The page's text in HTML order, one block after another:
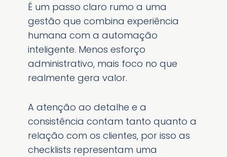
É um passo claro rumo a uma
gestão que combina experiência
humana com a automação
inteligente. Menos esforço
administrativo, mais foco no que
realmente gera valor.
A atenção ao detalhe e a
consistência contam tanto quanto a
relação com os clientes, por isso as
checklists representam uma